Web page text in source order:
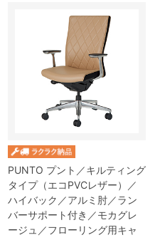
PUNTO プント／キルティング
タイプ（エコPVCレザー）／
ハイバック／アルミ肘／ラン
バーサポート付き／モカグレ
ージュ／フローリング用キャ